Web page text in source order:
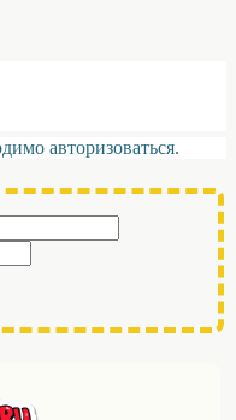
авторизоваться.